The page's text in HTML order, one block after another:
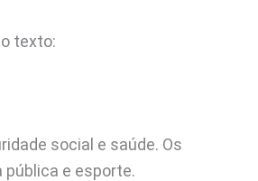
texto:
social e saúde. Os
pública e esporte.